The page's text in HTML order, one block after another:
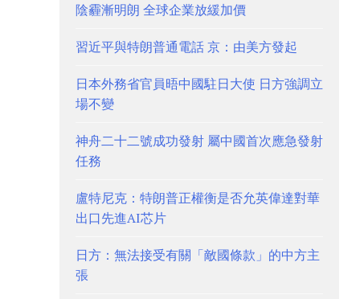
陰霾漸明朗 全球企業放緩加價
習近平與特朗普通電話 京：由美方發起
日本外務省官員晤中國駐日大使 日方強調立
場不變
神舟二十二號成功發射 屬中國首次應急發射
任務
盧特尼克：特朗普正權衡是否允英偉達對華
出口先進AI芯片
日方：無法接受有關「敵國條款」的中方主
張